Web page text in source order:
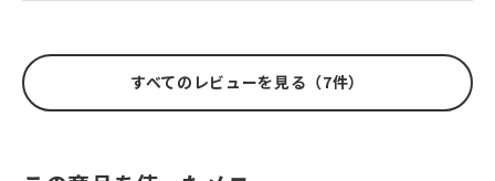
すべてのレビューを見る（7件）